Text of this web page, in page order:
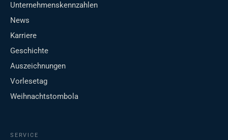
Unternehmenskennzahlen
News
Karriere
Geschichte
Auszeichnungen
Vorlesetag
Weihnachtstombola
SERVICE